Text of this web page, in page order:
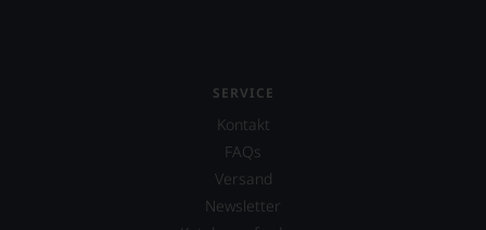
SERVICE
Kontakt
FAQs
Versand
Newsletter